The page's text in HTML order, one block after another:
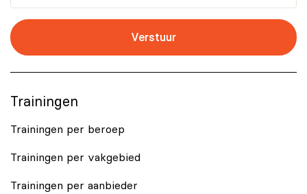
Verstuur
Trainingen
Trainingen per beroep
Trainingen per vakgebied
Trainingen per aanbieder